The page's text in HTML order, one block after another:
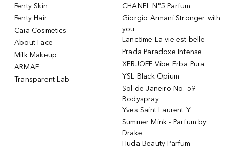
Fenty Skin
Fenty Hair
Caia Cosmetics
About Face
Milk Makeup
ARMAF
Transparent Lab
CHANEL N°5 Parfum
Giorgio Armani Stronger with
you
Lancôme La vie est belle
Prada Paradoxe Intense
XERJOFF Vibe Erba Pura
YSL Black Opium
Sol de Janeiro No. 59
Bodyspray
Yves Saint Laurent Y
Summer Mink - Parfum by
Drake
Huda Beauty Parfum